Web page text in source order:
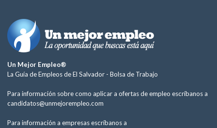
Un Mejor Empleo®
La Guía de Empleos de El Salvador - Bolsa de Trabajo
Para información sobre como aplicar a ofertas de empleo escríbanos a
candidatos@unmejorempleo.com
Para información a empresas escríbanos a